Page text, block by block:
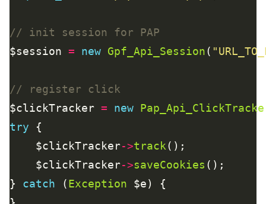
$session = new Gpf_Api_Session(
$clickTracker = new
try
    $clickTracker
->track
    $clickTracker
->saveCookies
} catch (Exception